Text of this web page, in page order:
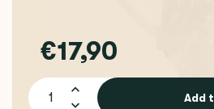
€17,90
Add